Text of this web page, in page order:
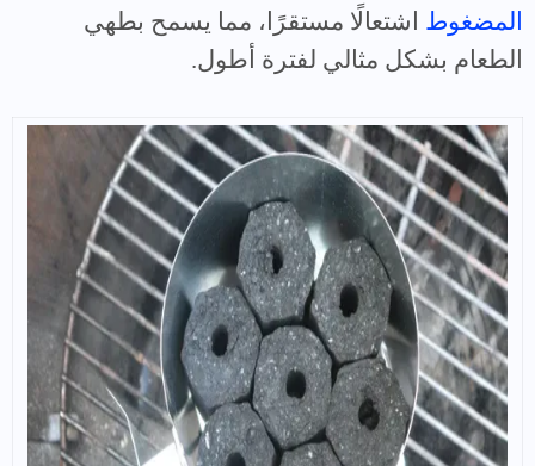
المضغوط اشتعالًا مستقرًا، مما يسمح بطهي
الطعام بشكل مثالي لفترة أطول.